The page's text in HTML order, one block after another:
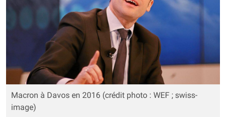
Macron à Davos en 2016 (crédit photo : WEF ; swiss-
image)